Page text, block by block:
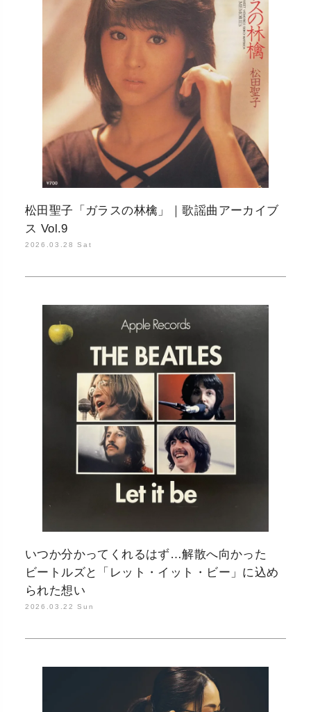
松田聖子「ガラスの林檎」｜歌謡曲アーカイブ
ス Vol.9
2026.03.28 Sat
いつか分かってくれるはず…解散へ向かった
ビートルズと「レット・イット・ビー」に込め
られた想い
2026.03.22 Sun